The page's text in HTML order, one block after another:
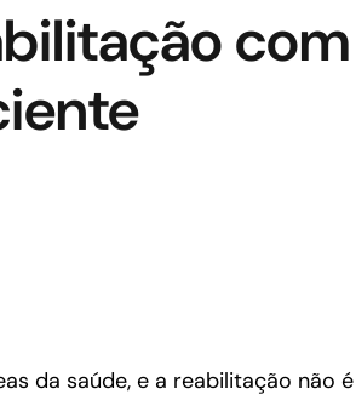
da saúde, e a reabilitação